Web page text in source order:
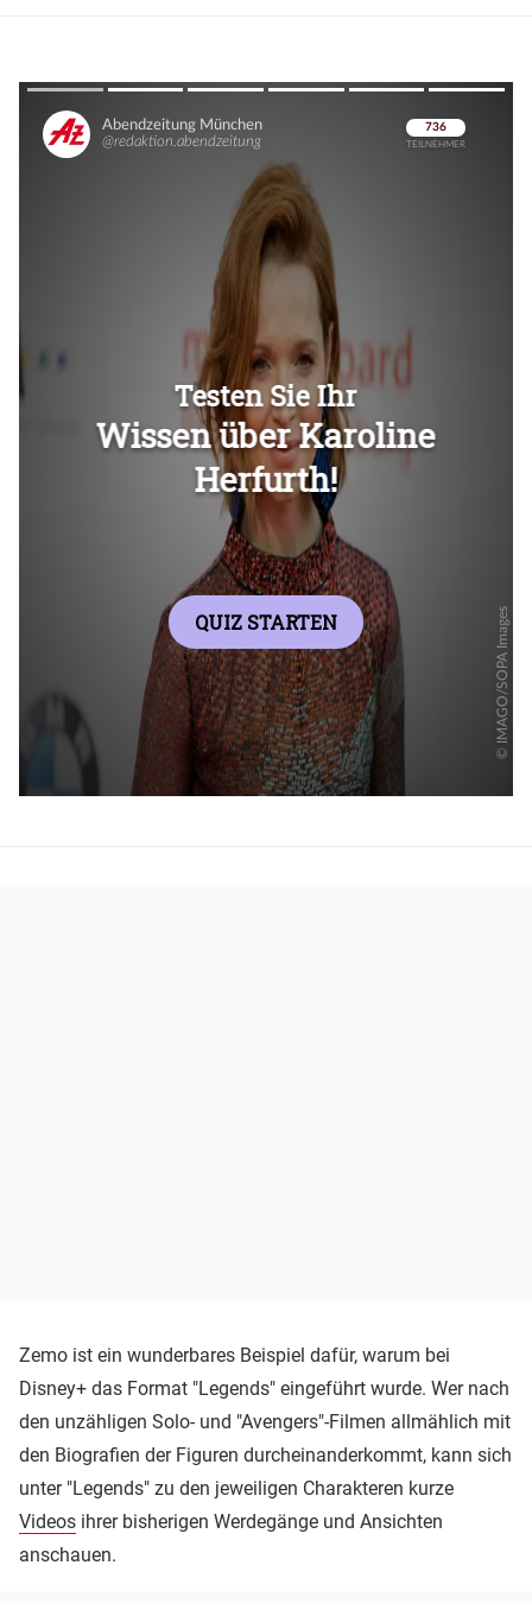
Überspringen
Überspringen
Zemo ist ein wunderbares Beispiel dafür, warum bei
Disney+ das Format "Legends" eingeführt wurde. Wer nach
den unzähligen Solo- und "Avengers"-Filmen allmählich mit
den Biografien der Figuren durcheinanderkommt, kann sich
unter "Legends" zu den jeweiligen Charakteren kurze
Videos ihrer bisherigen Werdegänge und Ansichten
anschauen.